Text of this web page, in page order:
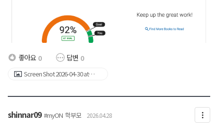
좋아요 0 답변 0
Screen Shot 2026-04-30 at
shinnar09 #myON 학부모 2026.04.28